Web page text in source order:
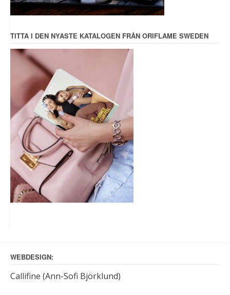
TITTA I DEN NYASTE KATALOGEN FRÅN ORIFLAME SWEDEN
WEBDESIGN:
Callifine (Ann-Sofi Björklund)